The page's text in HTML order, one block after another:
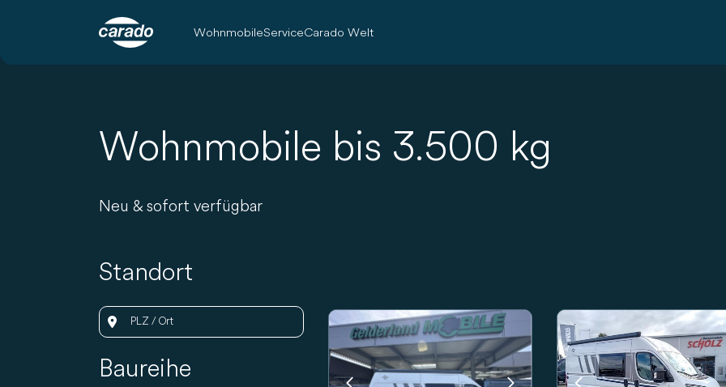
WohnmobileServiceCarado Welt
Wohnmobile bis 3.500 kg
Neu & sofort verfügbar
Standort
Baureihe